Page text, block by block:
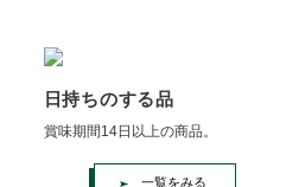
日持ちのする品
賞味期間14日以上の商品。
一覧をみる